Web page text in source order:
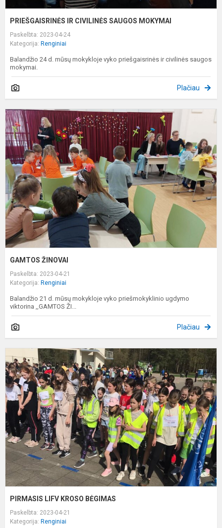
PRIEŠGAISRINĖS IR CIVILINĖS SAUGOS MOKYMAI
Paskelbta: 2023-04-24
Kategorija: Renginiai
Balandžio 24 d. mūsų mokykloje vyko priešgaisrinės ir civilinės saugos
mokymai.
Plačiau
GAMTOS ŽINOVAI
Paskelbta: 2023-04-21
Kategorija: Renginiai
Balandžio 21 d. mūsų mokykloje vyko priešmokyklinio ugdymo
viktorina ,,GAMTOS ŽI...
Plačiau
PIRMASIS LIFV KROSO BĖGIMAS
Paskelbta: 2023-04-21
Kategorija: Renginiai